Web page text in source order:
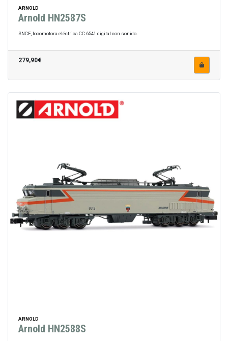
ARNOLD
Arnold HN2587S
SNCF, locomotora eléctrica CC 6541 digital con sonido.
279,90€
ARNOLD
Arnold HN2588S